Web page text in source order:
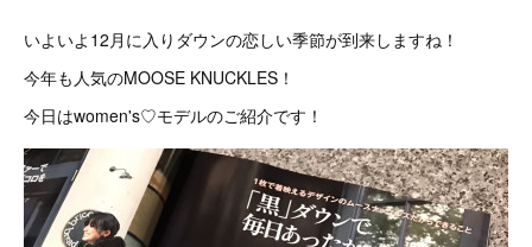
いよいよ12月に入りダウンの恋しい季節が到来しますね！
今年も人気のMOOSE KNUCKLES！
今日はwomen's♡モデルのご紹介です！